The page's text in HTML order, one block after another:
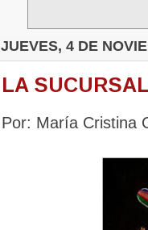
JUEVES, 4 DE
LA
Por: María Cristina